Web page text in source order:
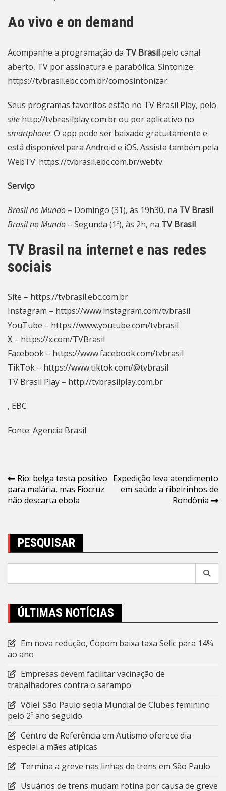
Ao vivo e on demand
Acompanhe a programação da TV Brasil pelo canal
aberto, TV por assinatura e parabólica. Sintonize:
https://tvbrasil.ebc.com.br/comosintonizar.
Seus programas favoritos estão no TV Brasil Play, pelo
site http://tvbrasilplay.com.brou por aplicativo no
smartphone. O app pode ser baixado gratuitamente e
está disponível para Android e iOS. Assista também pela
WebTV: https://tvbrasil.ebc.com.br/webtv.
Serviço
Brasil no Mundo – Domingo (31), às 19h30, na TV Brasil
Brasil no Mundo – Segunda (1º), às 2h, na TV Brasil
TV Brasil na internet e nas redes
sociais
Site – https://tvbrasil.ebc.com.br
Instagram – https://www.instagram.com/tvbrasil
YouTube – https://www.youtube.com/tvbrasil
X – https://x.com/TVBrasil
Facebook – https://www.facebook.com/tvbrasil
TikTok – https://www.tiktok.com/@tvbrasil
TV Brasil Play – http://tvbrasilplay.com.br
, EBC
Fonte: Agencia Brasil
Navegação
de
Rio: belga testa positivo
para malária, mas Fiocruz
não descarta ebola
Expedição leva atendimento
em saúde a ribeirinhos de
Rondônia
PESQUISAR
ÚLTIMAS NOTÍCIAS
Em nova redução, Copom baixa taxa Selic para 14%
ao ano
Empresas devem facilitar vacinação de
trabalhadores contra o sarampo
Vôlei: São Paulo sedia Mundial de Clubes feminino
pelo 2º ano seguido
Centro de Referência em Autismo oferece dia
especial a mães atípicas
Termina a greve nas linhas de trens em São Paulo
Usuários de trens mudam rotina por causa de greve